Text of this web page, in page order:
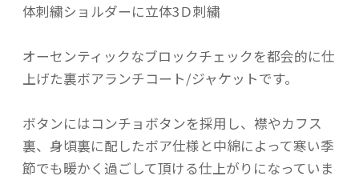
体刺繍ショルダーに立体3Ｄ刺繍
オーセンティックなブロックチェックを都会的に仕
上げた裏ボアランチコート/ジャケットです。
ボタンにはコンチョボタンを採用し、襟やカフス
裏、身頃裏に配したボア仕様と中綿によって寒い季
節でも暖かく過ごして頂ける仕上がりになっていま